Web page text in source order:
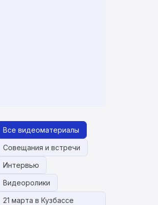
Все видеоматериалы
Совещания и встречи
Интервью
Видеоролики
21 марта в Кузбассе